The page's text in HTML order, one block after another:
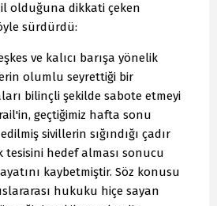
olduğuna dikkati çeken
sürdürdü:
ve kalıcı barışa yönelik
olumlu seyrettiği bir
bilinçli şekilde sabote etmeyi
geçtiğimiz hafta sonu
sivillerin sığındığı çadır
tesisini hedef alması sonucu
kaybetmiştir. Söz konusu
hukuku hiçe sayan